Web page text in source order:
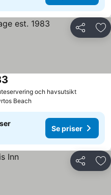
Dela
och havsutsiktSe priser
Beach
Se priser
Dela